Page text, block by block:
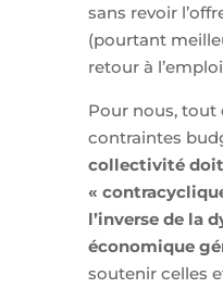
sans revoir
(pourtant
retour à
Pour nous, tout
contraintes
collectivité
«
l’inverse de la
économique
soutenir celles